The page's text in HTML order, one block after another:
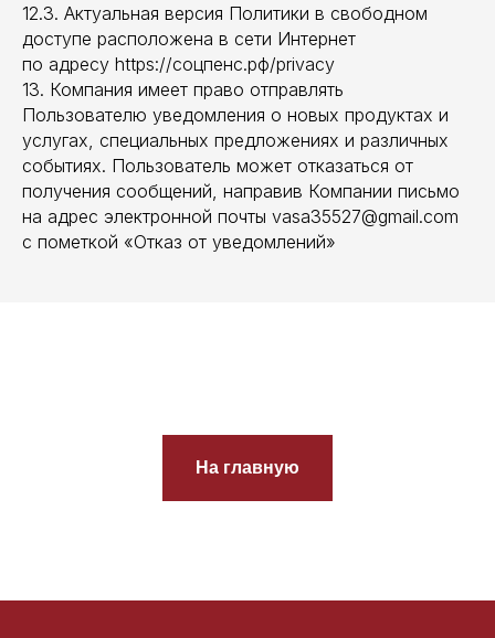
12.3. Актуальная версия Политики в свободном
доступе расположена в сети Интернет
по адресу https://соцпенс.рф/privacy
13. Компания имеет право отправлять
Пользователю уведомления о новых продуктах и
услугах, специальных предложениях и различных
событиях. Пользователь может отказаться от
получения сообщений, направив Компании письмо
на адрес электронной почты vasa35527@gmail.com
с пометкой «Отказ от уведомлений»
На главную